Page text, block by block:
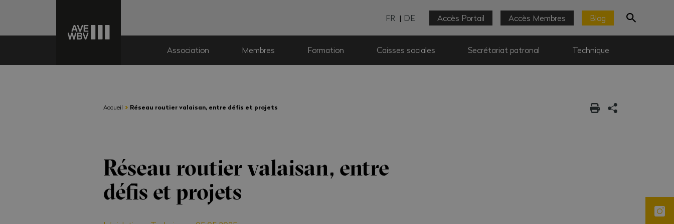
FR DE Accès Portail Accès Membres Blog
Association Membres Formation Caisses sociales Secrétariat patronal Technique
Accueil › Réseau routier valaisan, entre défis et projets
Réseau routier valaisan, entre
défis et projets